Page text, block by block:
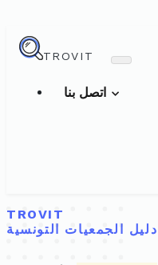
TROVIT
TROVIT
دليل الجمعيات التونسية